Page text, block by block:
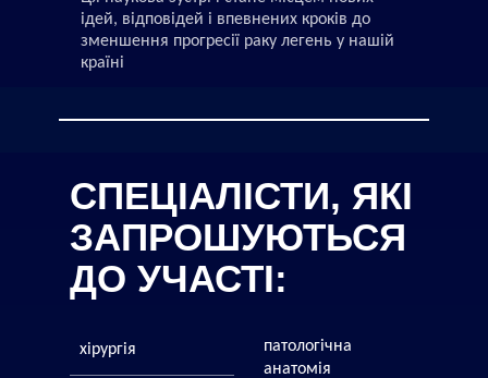
ідей, відповідей і впевнених кроків до
зменшення прогресії раку легень у нашій
країні
СПЕЦІАЛІСТИ, ЯКІ
ЗАПРОШУЮТЬСЯ
ДО УЧАСТІ:
хірургія
патологічна
анатомія